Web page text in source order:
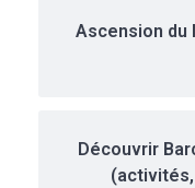
Ascension du
Découvrir